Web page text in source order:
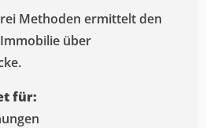
Methoden ermittelt den
über
für: